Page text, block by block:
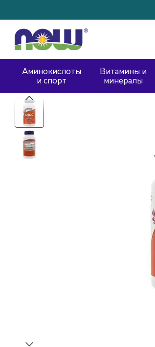
Аминокислоты
и спорт
Витамины и
минералы